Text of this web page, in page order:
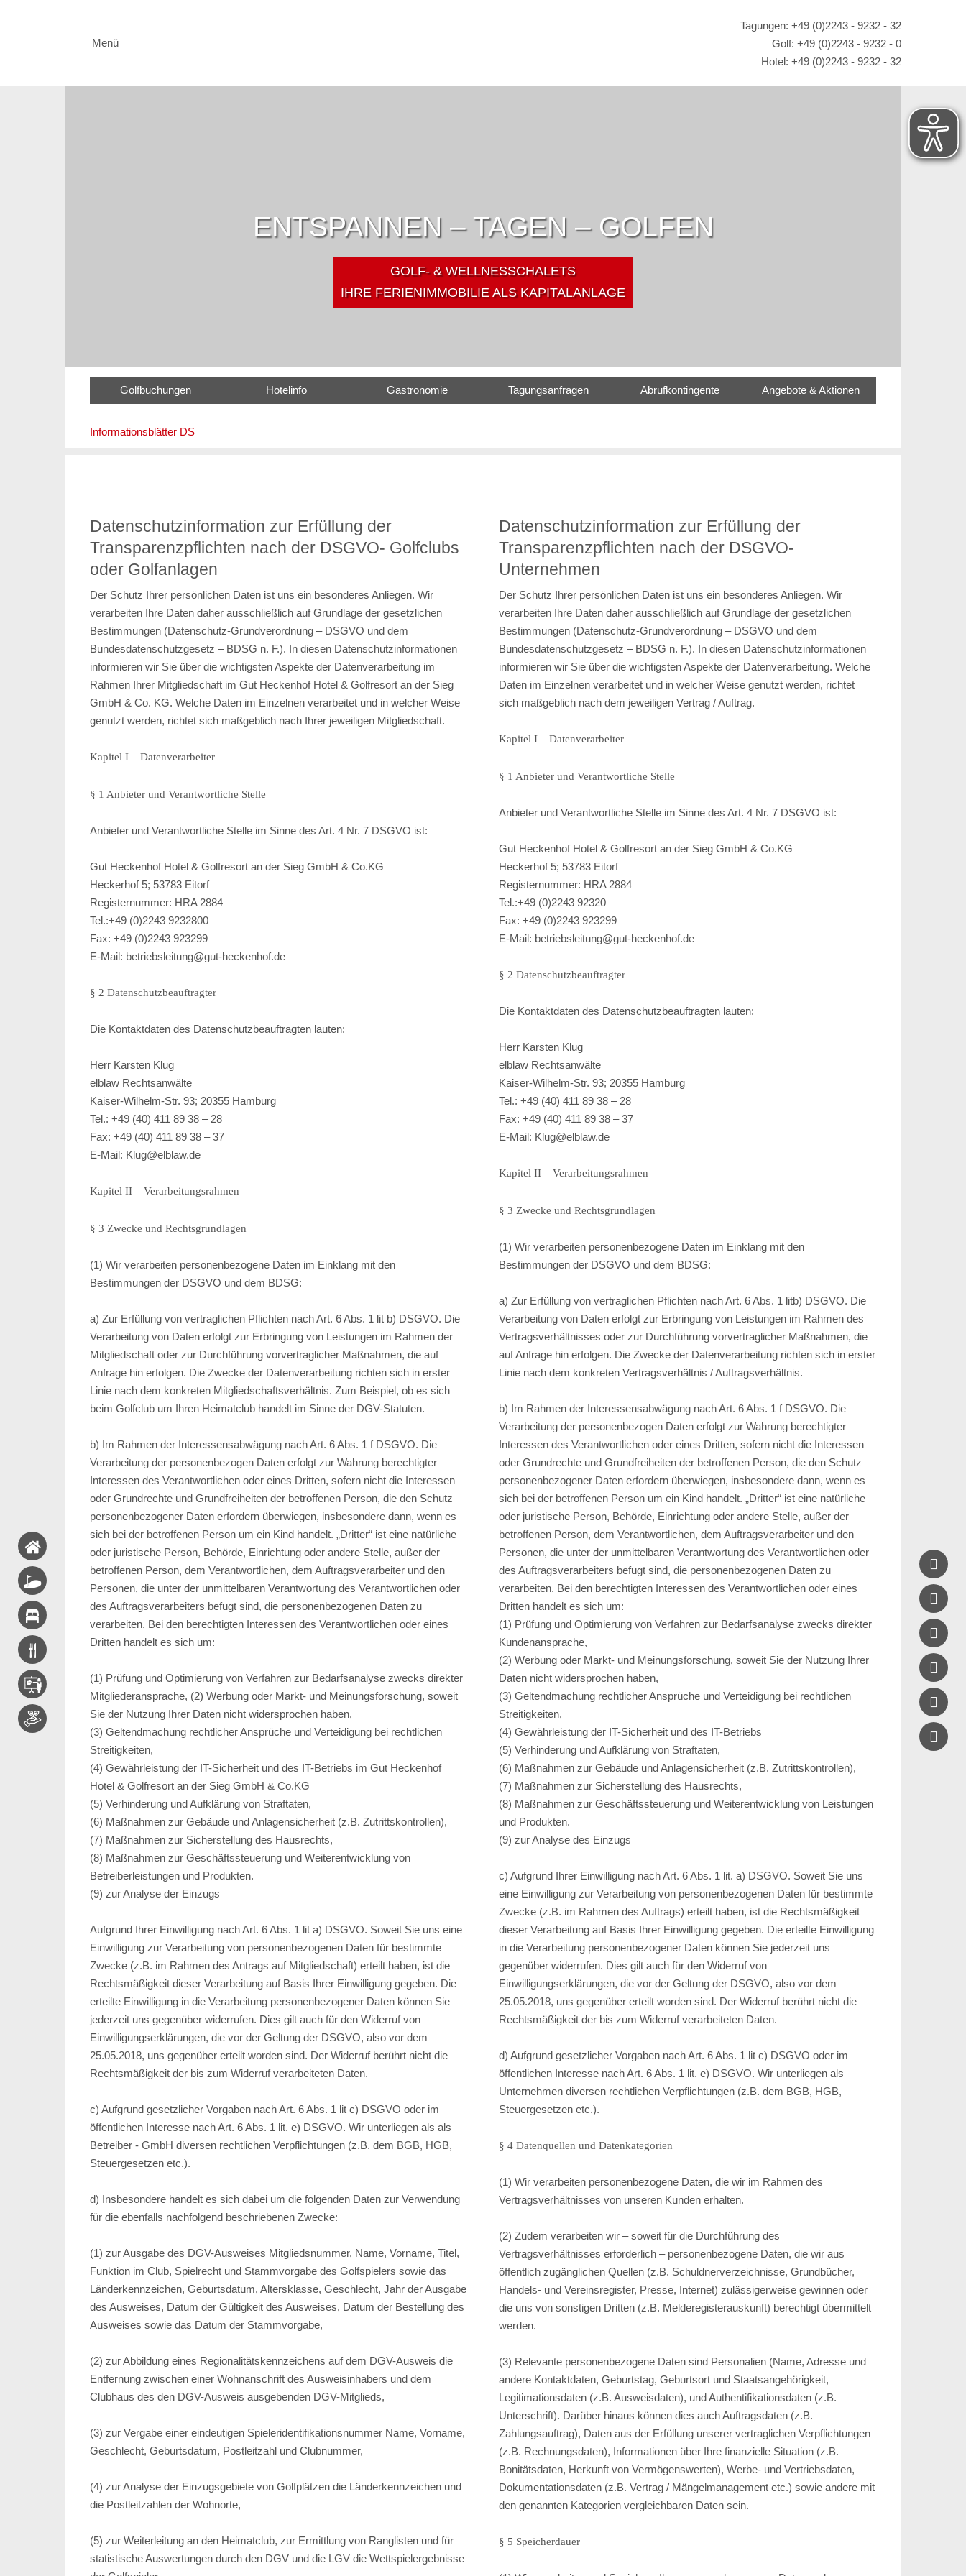
Menü
Tagungen: +49 (0)2243 - 9232 - 32
Golf: +49 (0)2243 - 9232 - 0
Hotel: +49 (0)2243 - 9232 - 32
ENTSPANNEN – TAGEN – GOLFEN
GOLF- & WELLNESSCHALETS
IHRE FERIENIMMOBILIE ALS KAPITALANLAGE
Golfbuchungen Hotelinfo Gastronomie Tagungsanfragen Abrufkontingente Angebote & Aktionen
Informationsblätter DS
Datenschutzinformation zur Erfüllung der
Transparenzpflichten nach der DSGVO- Golfclubs
oder Golfanlagen
Der Schutz Ihrer persönlichen Daten ist uns ein besonderes Anliegen. Wir
verarbeiten Ihre Daten daher ausschließlich auf Grundlage der gesetzlichen
Bestimmungen (Datenschutz-Grundverordnung – DSGVO und dem
Bundesdatenschutzgesetz – BDSG n. F.). In diesen Datenschutzinformationen
informieren wir Sie über die wichtigsten Aspekte der Datenverarbeitung im
Rahmen Ihrer Mitgliedschaft im Gut Heckenhof Hotel & Golfresort an der Sieg
GmbH & Co. KG. Welche Daten im Einzelnen verarbeitet und in welcher Weise
genutzt werden, richtet sich maßgeblich nach Ihrer jeweiligen Mitgliedschaft.
Kapitel I – Datenverarbeiter
§ 1 Anbieter und Verantwortliche Stelle
Anbieter und Verantwortliche Stelle im Sinne des Art. 4 Nr. 7 DSGVO ist:
Gut Heckenhof Hotel & Golfresort an der Sieg GmbH & Co.KG
Heckerhof 5; 53783 Eitorf
Registernummer: HRA 2884
Tel.:+49 (0)2243 9232800
Fax: +49 (0)2243 923299
E-Mail: betriebsleitung@gut-heckenhof.de
§ 2 Datenschutzbeauftragter
Die Kontaktdaten des Datenschutzbeauftragten lauten:
Herr Karsten Klug
elblaw Rechtsanwälte
Kaiser-Wilhelm-Str. 93; 20355 Hamburg
Tel.: +49 (40) 411 89 38 – 28
Fax: +49 (40) 411 89 38 – 37
E-Mail: Klug@elblaw.de
Kapitel II – Verarbeitungsrahmen
§ 3 Zwecke und Rechtsgrundlagen
(1) Wir verarbeiten personenbezogene Daten im Einklang mit den
Bestimmungen der DSGVO und dem BDSG:
a) Zur Erfüllung von vertraglichen Pflichten nach Art. 6 Abs. 1 lit b) DSGVO. Die
Verarbeitung von Daten erfolgt zur Erbringung von Leistungen im Rahmen der
Mitgliedschaft oder zur Durchführung vorvertraglicher Maßnahmen, die auf
Anfrage hin erfolgen. Die Zwecke der Datenverarbeitung richten sich in erster
Linie nach dem konkreten Mitgliedschaftsverhältnis. Zum Beispiel, ob es sich
beim Golfclub um Ihren Heimatclub handelt im Sinne der DGV-Statuten.
b) Im Rahmen der Interessensabwägung nach Art. 6 Abs. 1 f DSGVO. Die
Verarbeitung der personenbezogen Daten erfolgt zur Wahrung berechtigter
Interessen des Verantwortlichen oder eines Dritten, sofern nicht die Interessen
oder Grundrechte und Grundfreiheiten der betroffenen Person, die den Schutz
personenbezogener Daten erfordern überwiegen, insbesondere dann, wenn es
sich bei der betroffenen Person um ein Kind handelt. „Dritter“ ist eine natürliche
oder juristische Person, Behörde, Einrichtung oder andere Stelle, außer der
betroffenen Person, dem Verantwortlichen, dem Auftragsverarbeiter und den
Personen, die unter der unmittelbaren Verantwortung des Verantwortlichen oder
des Auftragsverarbeiters befugt sind, die personenbezogenen Daten zu
verarbeiten. Bei den berechtigten Interessen des Verantwortlichen oder eines
Dritten handelt es sich um:
(1) Prüfung und Optimierung von Verfahren zur Bedarfsanalyse zwecks direkter
Mitgliederansprache, (2) Werbung oder Markt- und Meinungsforschung, soweit
Sie der Nutzung Ihrer Daten nicht widersprochen haben,
(3) Geltendmachung rechtlicher Ansprüche und Verteidigung bei rechtlichen
Streitigkeiten,
(4) Gewährleistung der IT-Sicherheit und des IT-Betriebs im Gut Heckenhof
Hotel & Golfresort an der Sieg GmbH & Co.KG
(5) Verhinderung und Aufklärung von Straftaten,
(6) Maßnahmen zur Gebäude und Anlagensicherheit (z.B. Zutrittskontrollen),
(7) Maßnahmen zur Sicherstellung des Hausrechts,
(8) Maßnahmen zur Geschäftssteuerung und Weiterentwicklung von
Betreiberleistungen und Produkten.
(9) zur Analyse der Einzugs
Aufgrund Ihrer Einwilligung nach Art. 6 Abs. 1 lit a) DSGVO. Soweit Sie uns eine
Einwilligung zur Verarbeitung von personenbezogenen Daten für bestimmte
Zwecke (z.B. im Rahmen des Antrags auf Mitgliedschaft) erteilt haben, ist die
Rechtsmäßigkeit dieser Verarbeitung auf Basis Ihrer Einwilligung gegeben. Die
erteilte Einwilligung in die Verarbeitung personenbezogener Daten können Sie
jederzeit uns gegenüber widerrufen. Dies gilt auch für den Widerruf von
Einwilligungserklärungen, die vor der Geltung der DSGVO, also vor dem
25.05.2018, uns gegenüber erteilt worden sind. Der Widerruf berührt nicht die
Rechtsmäßigkeit der bis zum Widerruf verarbeiteten Daten.
c) Aufgrund gesetzlicher Vorgaben nach Art. 6 Abs. 1 lit c) DSGVO oder im
öffentlichen Interesse nach Art. 6 Abs. 1 lit. e) DSGVO. Wir unterliegen als als
Betreiber - GmbH diversen rechtlichen Verpflichtungen (z.B. dem BGB, HGB,
Steuergesetzen etc.).
d) Insbesondere handelt es sich dabei um die folgenden Daten zur Verwendung
für die ebenfalls nachfolgend beschriebenen Zwecke:
(1) zur Ausgabe des DGV-Ausweises Mitgliedsnummer, Name, Vorname, Titel,
Funktion im Club, Spielrecht und Stammvorgabe des Golfspielers sowie das
Länderkennzeichen, Geburtsdatum, Altersklasse, Geschlecht, Jahr der Ausgabe
des Ausweises, Datum der Gültigkeit des Ausweises, Datum der Bestellung des
Ausweises sowie das Datum der Stammvorgabe,
(2) zur Abbildung eines Regionalitätskennzeichens auf dem DGV-Ausweis die
Entfernung zwischen einer Wohnanschrift des Ausweisinhabers und dem
Clubhaus des den DGV-Ausweis ausgebenden DGV-Mitglieds,
(3) zur Vergabe einer eindeutigen Spieleridentifikationsnummer Name, Vorname,
Geschlecht, Geburtsdatum, Postleitzahl und Clubnummer,
(4) zur Analyse der Einzugsgebiete von Golfplätzen die Länderkennzeichen und
die Postleitzahlen der Wohnorte,
(5) zur Weiterleitung an den Heimatclub, zur Ermittlung von Ranglisten und für
statistische Auswertungen durch den DGV und die LGV die Wettspielergebnisse
Datenschutzinformation zur Erfüllung der
Transparenzpflichten nach der DSGVO-
Unternehmen
Der Schutz Ihrer persönlichen Daten ist uns ein besonderes Anliegen. Wir
verarbeiten Ihre Daten daher ausschließlich auf Grundlage der gesetzlichen
Bestimmungen (Datenschutz-Grundverordnung – DSGVO und dem
Bundesdatenschutzgesetz – BDSG n. F.). In diesen Datenschutzinformationen
informieren wir Sie über die wichtigsten Aspekte der Datenverarbeitung. Welche
Daten im Einzelnen verarbeitet und in welcher Weise genutzt werden, richtet
sich maßgeblich nach dem jeweiligen Vertrag / Auftrag.
Kapitel I – Datenverarbeiter
§ 1 Anbieter und Verantwortliche Stelle
Anbieter und Verantwortliche Stelle im Sinne des Art. 4 Nr. 7 DSGVO ist:
Gut Heckenhof Hotel & Golfresort an der Sieg GmbH & Co.KG
Heckerhof 5; 53783 Eitorf
Registernummer: HRA 2884
Tel.:+49 (0)2243 92320
Fax: +49 (0)2243 923299
E-Mail: betriebsleitung@gut-heckenhof.de
§ 2 Datenschutzbeauftragter
Die Kontaktdaten des Datenschutzbeauftragten lauten:
Herr Karsten Klug
elblaw Rechtsanwälte
Kaiser-Wilhelm-Str. 93; 20355 Hamburg
Tel.: +49 (40) 411 89 38 – 28
Fax: +49 (40) 411 89 38 – 37
E-Mail: Klug@elblaw.de
Kapitel II – Verarbeitungsrahmen
§ 3 Zwecke und Rechtsgrundlagen
(1) Wir verarbeiten personenbezogene Daten im Einklang mit den
Bestimmungen der DSGVO und dem BDSG:
a) Zur Erfüllung von vertraglichen Pflichten nach Art. 6 Abs. 1 litb) DSGVO. Die
Verarbeitung von Daten erfolgt zur Erbringung von Leistungen im Rahmen des
Vertragsverhältnisses oder zur Durchführung vorvertraglicher Maßnahmen, die
auf Anfrage hin erfolgen. Die Zwecke der Datenverarbeitung richten sich in erster
Linie nach dem konkreten Vertragsverhältnis / Auftragsverhältnis.
b) Im Rahmen der Interessensabwägung nach Art. 6 Abs. 1 f DSGVO. Die
Verarbeitung der personenbezogen Daten erfolgt zur Wahrung berechtigter
Interessen des Verantwortlichen oder eines Dritten, sofern nicht die Interessen
oder Grundrechte und Grundfreiheiten der betroffenen Person, die den Schutz
personenbezogener Daten erfordern überwiegen, insbesondere dann, wenn es
sich bei der betroffenen Person um ein Kind handelt. „Dritter“ ist eine natürliche
oder juristische Person, Behörde, Einrichtung oder andere Stelle, außer der
betroffenen Person, dem Verantwortlichen, dem Auftragsverarbeiter und den
Personen, die unter der unmittelbaren Verantwortung des Verantwortlichen oder
des Auftragsverarbeiters befugt sind, die personenbezogenen Daten zu
verarbeiten. Bei den berechtigten Interessen des Verantwortlichen oder eines
Dritten handelt es sich um:
(1) Prüfung und Optimierung von Verfahren zur Bedarfsanalyse zwecks direkter
Kundenansprache,
(2) Werbung oder Markt- und Meinungsforschung, soweit Sie der Nutzung Ihrer
Daten nicht widersprochen haben,
(3) Geltendmachung rechtlicher Ansprüche und Verteidigung bei rechtlichen
Streitigkeiten,
(4) Gewährleistung der IT-Sicherheit und des IT-Betriebs
(5) Verhinderung und Aufklärung von Straftaten,
(6) Maßnahmen zur Gebäude und Anlagensicherheit (z.B. Zutrittskontrollen),
(7) Maßnahmen zur Sicherstellung des Hausrechts,
(8) Maßnahmen zur Geschäftssteuerung und Weiterentwicklung von Leistungen
und Produkten.
(9) zur Analyse des Einzugs
c) Aufgrund Ihrer Einwilligung nach Art. 6 Abs. 1 lit. a) DSGVO. Soweit Sie uns
eine Einwilligung zur Verarbeitung von personenbezogenen Daten für bestimmte
Zwecke (z.B. im Rahmen des Auftrags) erteilt haben, ist die Rechtsmäßigkeit
dieser Verarbeitung auf Basis Ihrer Einwilligung gegeben. Die erteilte Einwilligung
in die Verarbeitung personenbezogener Daten können Sie jederzeit uns
gegenüber widerrufen. Dies gilt auch für den Widerruf von
Einwilligungserklärungen, die vor der Geltung der DSGVO, also vor dem
25.05.2018, uns gegenüber erteilt worden sind. Der Widerruf berührt nicht die
Rechtsmäßigkeit der bis zum Widerruf verarbeiteten Daten.
d) Aufgrund gesetzlicher Vorgaben nach Art. 6 Abs. 1 lit c) DSGVO oder im
öffentlichen Interesse nach Art. 6 Abs. 1 lit. e) DSGVO. Wir unterliegen als
Unternehmen diversen rechtlichen Verpflichtungen (z.B. dem BGB, HGB,
Steuergesetzen etc.).
§ 4 Datenquellen und Datenkategorien
(1) Wir verarbeiten personenbezogene Daten, die wir im Rahmen des
Vertragsverhältnisses von unseren Kunden erhalten.
(2) Zudem verarbeiten wir – soweit für die Durchführung des
Vertragsverhältnisses erforderlich – personenbezogene Daten, die wir aus
öffentlich zugänglichen Quellen (z.B. Schuldnerverzeichnisse, Grundbücher,
Handels- und Vereinsregister, Presse, Internet) zulässigerweise gewinnen oder
die uns von sonstigen Dritten (z.B. Melderegisterauskunft) berechtigt übermittelt
werden.
(3) Relevante personenbezogene Daten sind Personalien (Name, Adresse und
andere Kontaktdaten, Geburtstag, Geburtsort und Staatsangehörigkeit,
Legitimationsdaten (z.B. Ausweisdaten), und Authentifikationsdaten (z.B.
Unterschrift). Darüber hinaus können dies auch Auftragsdaten (z.B.
Zahlungsauftrag), Daten aus der Erfüllung unserer vertraglichen Verpflichtungen
(z.B. Rechnungsdaten), Informationen über Ihre finanzielle Situation (z.B.
Bonitätsdaten, Herkunft von Vermögenswerten), Werbe- und Vertriebsdaten,
Dokumentationsdaten (z.B. Vertrag / Mängelmanagement etc.) sowie andere mit
den genannten Kategorien vergleichbaren Daten sein.
§ 5 Speicherdauer





